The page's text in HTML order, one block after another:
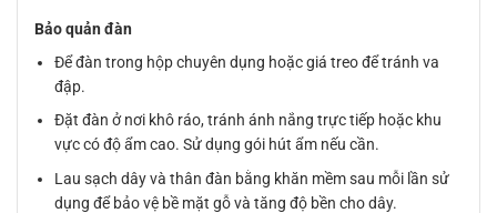
Bảo quản đàn
Để đàn trong hộp chuyên dụng hoặc giá treo để tránh va
đập.
Đặt đàn ở nơi khô ráo, tránh ánh nắng trực tiếp hoặc khu
vực có độ ẩm cao. Sử dụng gói hút ẩm nếu cần.
Lau sạch dây và thân đàn bằng khăn mềm sau mỗi lần sử
dụng để bảo vệ bề mặt gỗ và tăng độ bền cho dây.